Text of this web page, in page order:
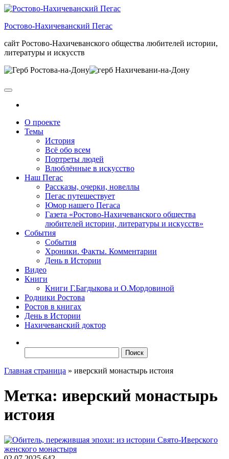
Skip
the
Ростово-Нахичеванский Пегас
сайт Ростово-Нахичеванского общества любителей истории,
литературы и искусств
О проекте
Темы
История
Всё обо всем
Портреты людей
Влюблённые в искусство
Наш Пегас
Рассказы, очерки, новеллы
Пегас путешествует
Юмор нашего Пегаса
Газета «Ростово-Нахичеванского общества
любителей истории, литературы и искусств»
События
События
Хроники. Факты. Комментарии
День в Истории
Видео
Книги
Книги Г.Багдыкова и О.Мордовиной
Родники Ростова
Ростов в книгах
День в Истории
Нахичеванский доктор
Главная страница » иверский монастырь истоия
Метка: иверский монастырь
истоия